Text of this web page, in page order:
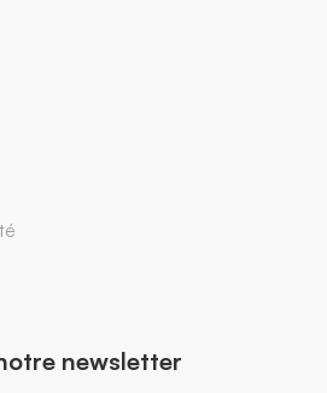
newsletter